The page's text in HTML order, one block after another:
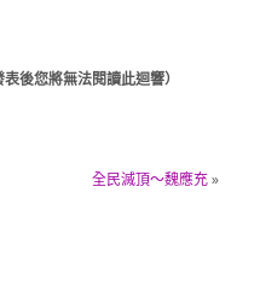
後您將無法閱讀此迴響）
全民滅頂～魏應充»